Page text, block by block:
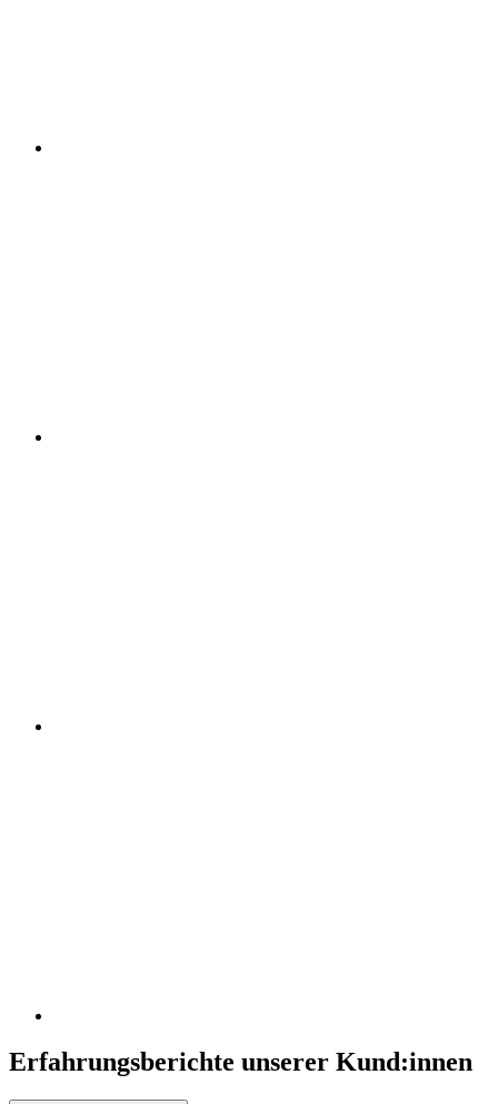
Erfahrungsberichte unserer Kund:innen